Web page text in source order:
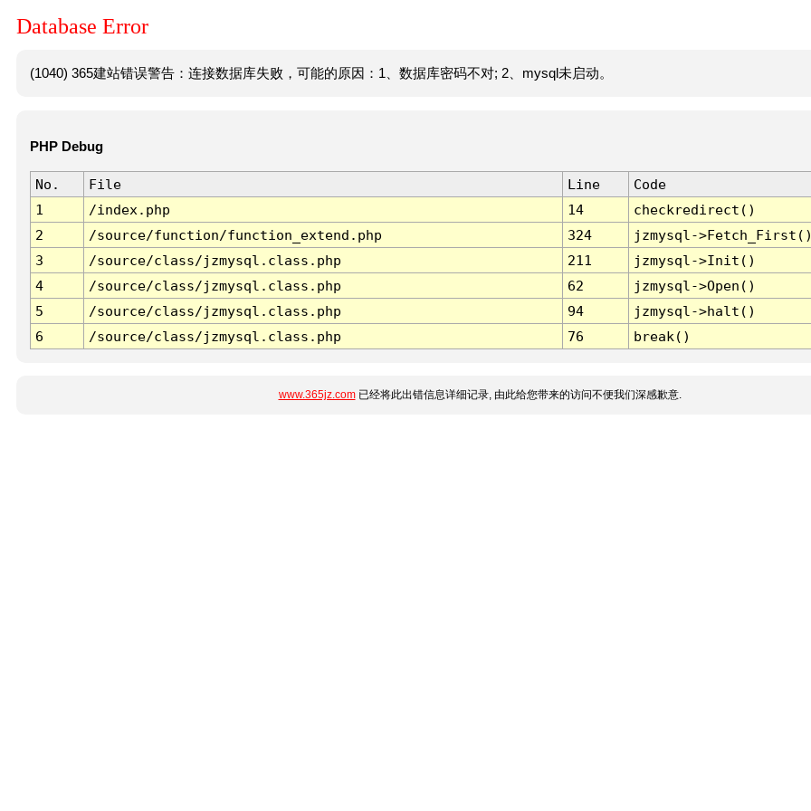
Database Error
(1040) 365建站错误警告：连接数据库失败，可能的原因：1、数据库密码不对; 2、mysql未启动。
PHP Debug
No. File Line
Code
1
/index.php 14
checkredirect()
2
/source/function/function_extend.php 324
jzmysql-
3
/source/class/jzmysql.class.php 211
jzmysql->Init()
4
/source/class/jzmysql.class.php 62
jzmysql->Open()
5
/source/class/jzmysql.class.php 94
jzmysql->halt()
6
/source/class/jzmysql.class.php 76 break()
www.365jz.com已经将此出错信息详细记录, 由此给您带来的访问不便我们深感歉意.